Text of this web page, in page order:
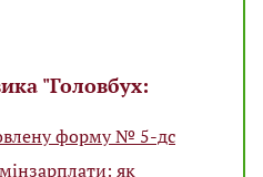
"Головбух:
форму № 5‑дс
як